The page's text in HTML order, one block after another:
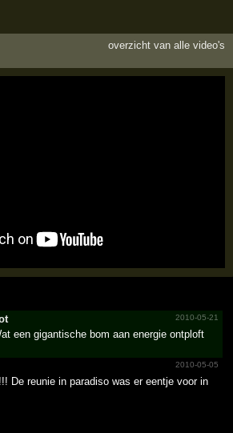
overzicht van alle video's
2010-05-21
een gigantische bom aan energie ontploft
2010-05-05
De reunie in paradiso was er eentje voor in